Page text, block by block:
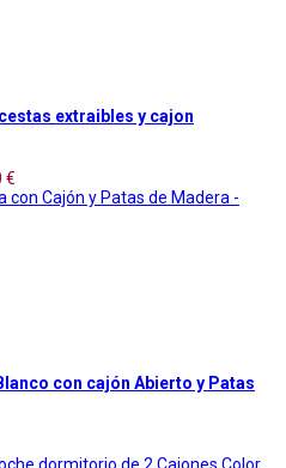
extraibles y cajon
€
con cajón Abierto y Patas